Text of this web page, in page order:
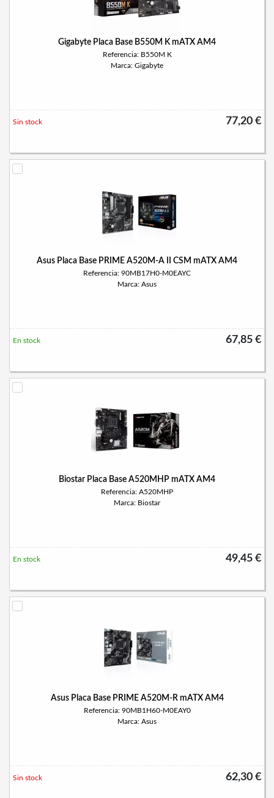
Gigabyte Placa Base B550M K mATX AM4
Referencia: B550M K
Marca: Gigabyte
77,20 €
Sin stock
Asus Placa Base PRIME A520M-A II CSM mATX AM4
Referencia: 90MB17H0-M0EAYC
Marca: Asus
67,85 €
En stock
Biostar Placa Base A520MHP mATX AM4
Referencia: A520MHP
Marca: Biostar
49,45 €
En stock
Asus Placa Base PRIME A520M-R mATX AM4
Referencia: 90MB1H60-M0EAY0
Marca: Asus
62,30 €
Sin stock